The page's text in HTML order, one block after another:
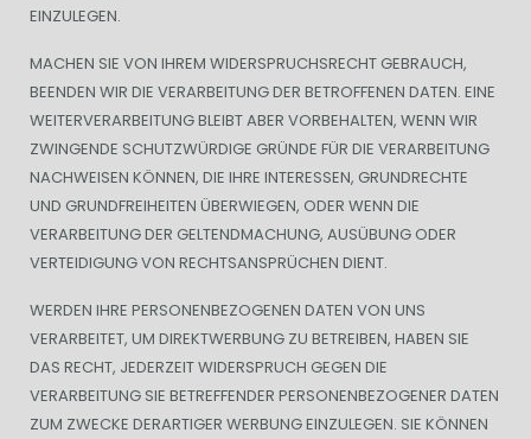
EINZULEGEN.
MACHEN SIE VON IHREM WIDERSPRUCHSRECHT GEBRAUCH,
BEENDEN WIR DIE VERARBEITUNG DER BETROFFENEN DATEN. EINE
WEITERVERARBEITUNG BLEIBT ABER VORBEHALTEN, WENN WIR
ZWINGENDE SCHUTZWÜRDIGE GRÜNDE FÜR DIE VERARBEITUNG
NACHWEISEN KÖNNEN, DIE IHRE INTERESSEN, GRUNDRECHTE
UND GRUNDFREIHEITEN ÜBERWIEGEN, ODER WENN DIE
VERARBEITUNG DER GELTENDMACHUNG, AUSÜBUNG ODER
VERTEIDIGUNG VON RECHTSANSPRÜCHEN DIENT.
WERDEN IHRE PERSONENBEZOGENEN DATEN VON UNS
VERARBEITET, UM DIREKTWERBUNG ZU BETREIBEN, HABEN SIE
DAS RECHT, JEDERZEIT WIDERSPRUCH GEGEN DIE
VERARBEITUNG SIE BETREFFENDER PERSONENBEZOGENER DATEN
ZUM ZWECKE DERARTIGER WERBUNG EINZULEGEN. SIE KÖNNEN